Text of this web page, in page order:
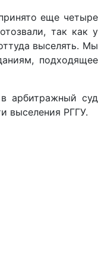
еще четыре
так как у
выселять. Мы
подходящее
арбитражный суд
выселения РГГУ.